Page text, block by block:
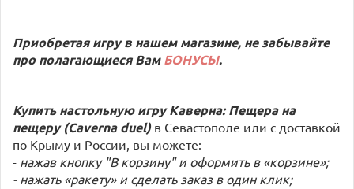
Приобретая игру в нашем магазине, не забывайте
про полагающиеся ВамБОНУСЫ.
Купить настольную игру Каверна: Пещера на
пещеру (Caverna duel) в Севастополе или с доставкой
по Крыму и России, вы можете:
- нажав кнопку "В корзину" и оформить в «корзине»;
- нажать «ракету» и сделать заказ в один клик;